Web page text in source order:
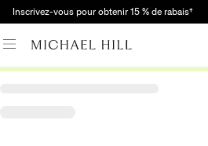
Inscrivez-vous pour obtenir 15 % de rabais†